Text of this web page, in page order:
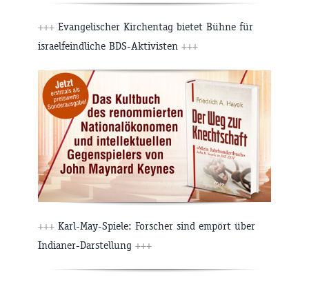
+++ Evangelischer Kirchentag bietet Bühne für
israelfeindliche BDS-Aktivisten +++
+++ Karl-May-Spiele: Forscher sind empört über
Indianer-Darstellung +++